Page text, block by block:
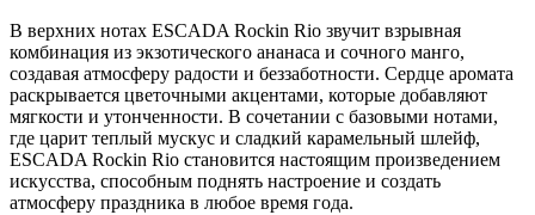
В верхних нотах ESCADA Rockin Rio звучит взрывная
комбинация из экзотического ананаса и сочного манго,
создавая атмосферу радости и беззаботности. Сердце аромата
раскрывается цветочными акцентами, которые добавляют
мягкости и утонченности. В сочетании с базовыми нотами,
где царит теплый мускус и сладкий карамельный шлейф,
ESCADA Rockin Rio становится настоящим произведением
искусства, способным поднять настроение и создать
атмосферу праздника в любое время года.